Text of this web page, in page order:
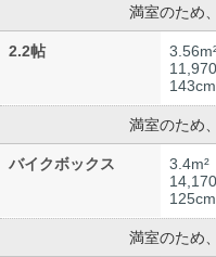
満室のため
2.2帖
満室のため
バイクボックス
3.4m²
満室のため